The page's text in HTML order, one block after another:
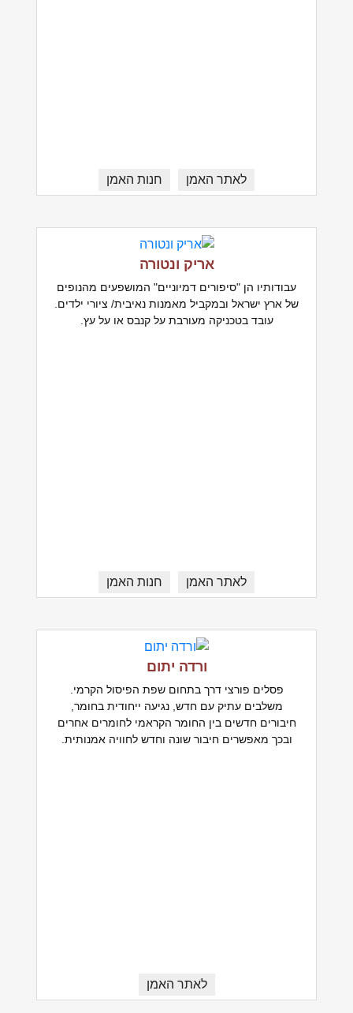
לאתר האמן חנות האמן
אריק ונטורה
עבודותיו הן "סיפורים דמיוניים" המושפעים מהנופים
של ארץ ישראל ובמקביל מאמנות נאיבית/ ציורי ילדים.
עובד בטכניקה מעורבת על קנבס או על עץ.
לאתר האמן חנות האמן
ורדה יתום
פסלים פורצי דרך בתחום שפת הפיסול הקרמי.
משלבים עתיק עם חדש, נגיעה ייחודית בחומר,
חיבורים חדשים בין החומר הקראמי לחומרים אחרים
ובכך מאפשרים חיבור שונה וחדש לחוויה אמנותית.
לאתר האמן